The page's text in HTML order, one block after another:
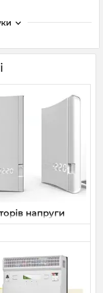
напруги
просто